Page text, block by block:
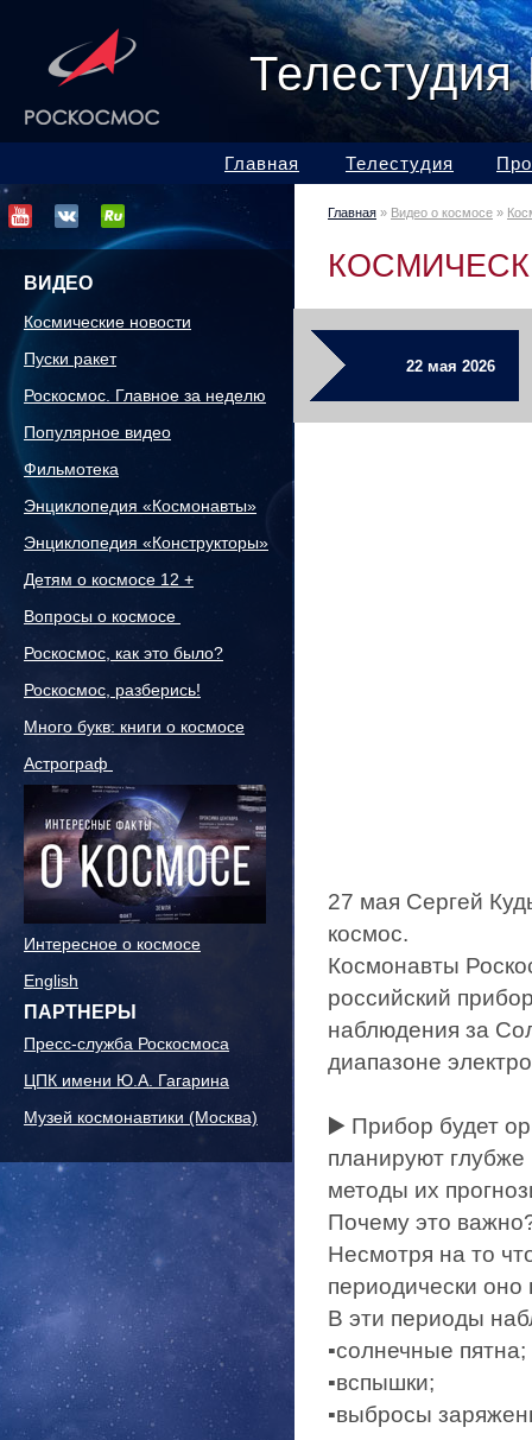
Главная Телестудия
ВИДЕО
Космические новости
Пуски ракет
Роскосмос. Главное за неделю
Популярное видео
Фильмотека
Энциклопедия «Космонавты»
Энциклопедия «Конструкторы»
Детям о космосе 12 +
Вопросы о космосе
Роскосмос, как это было?
Роскосмос, разберись!
Много букв: книги о космосе
Астрограф
Интересное о космосе
English
ПАРТНЕРЫ
Пресс-служба Роскосмоса
ЦПК имени Ю.А. Гагарина
Музей космонавтики (Москва)
Главная » Видео о космосе »
22 мая 2026
27 мая Сергей
космос.
Космонавты
российский
наблюдения за
диапазоне
▶️ Прибор будет
планируют
методы их
Почему это
Несмотря на то
периодически оно
В эти периоды
▪️солнечные пятна;
▪️вспышки;
▪️выбросы